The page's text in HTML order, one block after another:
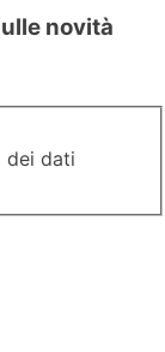
novità
dei dati